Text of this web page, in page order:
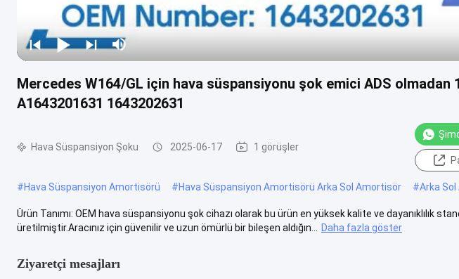
Mercedes W164/GL için hava süspansiyonu şok emici ADS olmadan
A1643201631 1643202631
Hava Süspansiyon Şoku 2025-06-17 1 görüşler
#Hava Süspansiyon Amortisörü #Hava Süspansiyon Amortisörü Arka Sol Amortisör #Arka
Ürün Tanımı: OEM hava süspansiyonu şok cihazı olarak bu ürün en yüksek kalite ve dayanıklılık
üretilmiştir.Aracınız için güvenilir ve uzun ömürlü bir bileşen aldığın...
Daha fazla göster
Ziyaretçi mesajları